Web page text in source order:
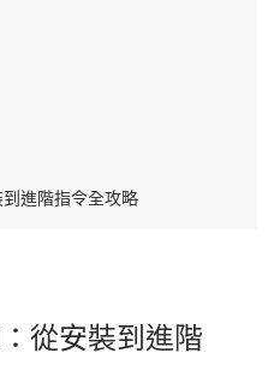
進階指令全攻略
：從安裝到進階